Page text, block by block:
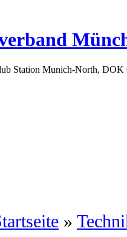
Station Munich-North,
»